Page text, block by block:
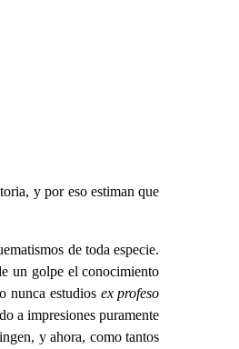
y por eso estiman que
de toda especie.
un golpe el conocimiento
nunca estudios ex profeso
a impresiones puramente
y ahora, como tantos